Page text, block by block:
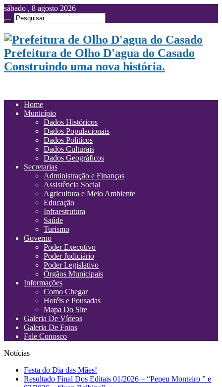
sábado , 8 agosto 2026
Prefeitura de Olho D'agua do Casado
Construindo uma nova história.
Home
Município
Dados Históricos
Dados Populacionais
Dados Politícos
Dados Culturais
Dados Geográficos
Secretarias
Administração e Finanças
Assistência Social
Agricultura e Meio Ambiente
Educação
Infraestrutura
Saúde
Turismo
Governo
Poder Executivo
Poder Judiciário
Poder Legislativo
Órgãos Municipais
Informações
Como Chegar
Hotéis e Pousadas
Mapa Do Site
Galeria De Vídeos
Galeria De Fotos
Fale Conosco
Notícias
Festa do Dia das Mães!
Resultado Final Dos Editais 01/2026 – “Pepeu Monteiro ” e